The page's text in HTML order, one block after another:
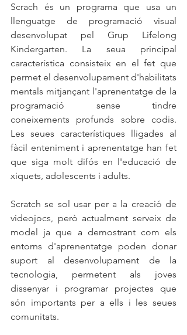
Scrach és un programa que usa un
llenguatge de programació visual
desenvolupat pel Grup Lifelong
Kindergarten. La seua principal
característica consisteix en el fet que
permet el desenvolupament d'habilitats
mentals mitjançant l'aprenentatge de la
programació sense tindre
coneixements profunds sobre codis.
Les seues característiques lligades al
fàcil enteniment i aprenentatge han fet
que siga molt difós en l'educació de
xiquets, adolescents i adults.
Scratch se sol usar per a la creació de
videojocs, però actualment serveix de
model ja que a demostrant com els
entorns d'aprenentatge poden donar
suport al desenvolupament de la
tecnologia, permetent als joves
dissenyar i programar projectes que
són importants per a ells i les seues
comunitats.